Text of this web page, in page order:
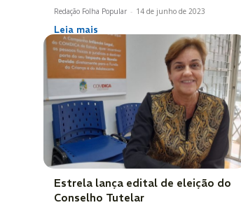
Redação Folha Popular - 14 de junho de 2023
Leia mais
Estrela lança edital de eleição do
Conselho Tutelar